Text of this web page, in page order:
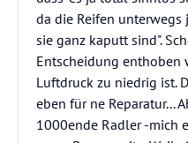
da die Reifen
sie ganz kaputt sind".
Entscheidung enthoben
Luftdruck zu niedrig ist.
eben für ne Reparatur...
1000ende Radler -mich